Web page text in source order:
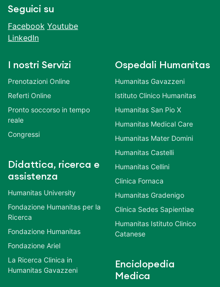
Seguici su
Facebook Youtube
LinkedIn
I nostri Servizi
Prenotazioni Online
Referti Online
Pronto soccorso in tempo
reale
Congressi
Didattica, ricerca e
assistenza
Humanitas University
Fondazione Humanitas per la
Ricerca
Fondazione Humanitas
Fondazione Ariel
La Ricerca Clinica in
Humanitas Gavazzeni
Ospedali Humanitas
Humanitas Gavazzeni
Istituto Clinico Humanitas
Humanitas San Pio X
Humanitas Medical Care
Humanitas Mater Domini
Humanitas Castelli
Humanitas Cellini
Clinica Fornaca
Humanitas Gradenigo
Clinica Sedes Sapientiae
Humanitas Istituto Clinico
Catanese
Enciclopedia
Medica